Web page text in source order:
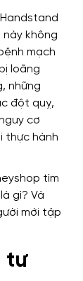
không
mạch
loãng
những
đột quỵ,
cơ
thực hành
tư